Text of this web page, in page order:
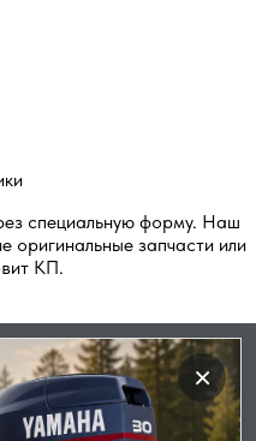
специальную форму. Наш
оригинальные запчасти или
КП.
×